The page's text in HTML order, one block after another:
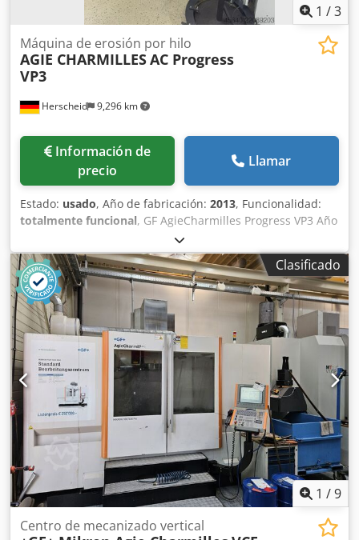
1 /3
Herscheid 9,296 km
Máquina de erosión por hilo
AGIE CHARMILLESAC Progress
VP3
Información de
precio
Llamar
Estado: usado, Año de fabricación: 2013, Funcionalidad:
totalmente funcional, GF AgieCharmilles Progress VP3 Año
de fabricación: 2013 Recorridos: X = 500 mm, Y = 350 mm,
Z = 426 mm Chjdpfxezcdtxe Angea Recorridos en los ejes
U/V: +/- 70 mm Conicidad máxima: 30° a una altura de 100
mm Diámetros de hilo disponibles: 0,15 – 0,33 mm
Máquina de corte por hilo con baño de agua y enhebrado
automático del hilo.
Clasificado
1 /9
Centro de mecanizado vertical